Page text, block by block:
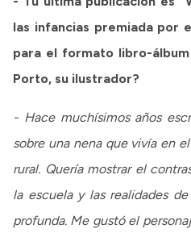
las infancias premiada por
para el formato libro-
Porto, su ilustrador?
- Hace muchísimos años
sobre una nena que vivía en
rural. Quería mostrar el
la escuela y las realidades
profunda. Me gustó el